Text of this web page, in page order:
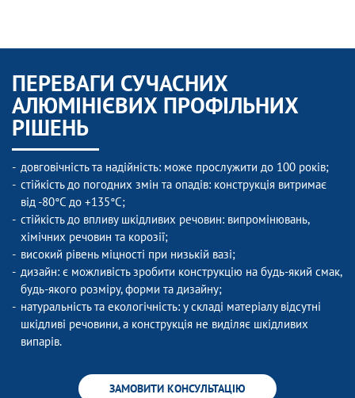
ПЕРЕВАГИ СУЧАСНИХ
АЛЮМІНІЄВИХ ПРОФІЛЬНИХ
РІШЕНЬ
довговічність та надійність: може прослужити до 100 років;
стійкість до погодних змін та опадів: конструкція витримає
від -80°C до +135°C;
стійкість до впливу шкідливих речовин: випромінювань,
хімічних речовин та корозії;
високий рівень міцності при низькій вазі;
дизайн: є можливість зробити конструкцію на будь-який смак,
будь-якого розміру, форми та дизайну;
натуральність та екологічність: у складі матеріалу відсутні
шкідливі речовини, а конструкція не виділяє шкідливих
випарів.
ЗАМОВИТИ КОНСУЛЬТАЦІЮ